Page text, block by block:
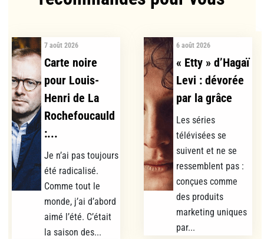
7 août 2026
Carte noire
pour Louis-
Henri de La
Rochefoucauld
:...
Je n’ai pas toujours
été radicalisé.
Comme tout le
monde, j’ai d’abord
aimé l’été. C’était
la saison des...
6 août 2026
« Etty » d’Hagaï
Levi : dévorée
par la grâce
Les séries
télévisées se
suivent et ne se
ressemblent pas :
conçues comme
des produits
marketing uniques
par...